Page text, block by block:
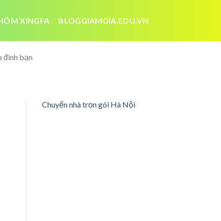
XINGFA BLOGGIAMGIA.EDU.VN
đình bạn
Chuyển nhà trọn gói Hà Nội